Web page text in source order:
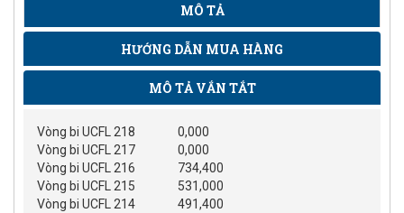
MÔ TẢ
HƯỚNG DẪN MUA HÀNG
MÔ TẢ VẮN TẮT
Vòng bi UCFL 218
0,000
Vòng bi UCFL 217
0,000
Vòng bi UCFL 216
734,400
Vòng bi UCFL 215
531,000
Vòng bi UCFL 214
491,400